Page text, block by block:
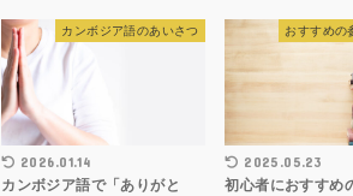
カンボジア語のあいさつ
2026.01.14
カンボジア語で「ありがと
おすすめの
2025.05.23
初心者におすすめ